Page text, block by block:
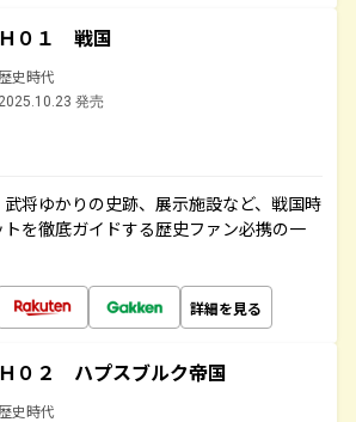
Ｈ０１ 戦国
歴史時代
2025.10.23 発売
将ゆかりの史跡、展示施設など、戦国時
を徹底ガイドする歴史ファン必携の一
詳細を見る
Ｈ０２ ハプスブルク帝国
歴史時代